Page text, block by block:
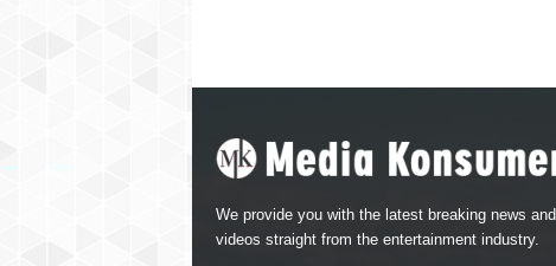
We provide you with the latest breaking news and
videos straight from the entertainment industry.